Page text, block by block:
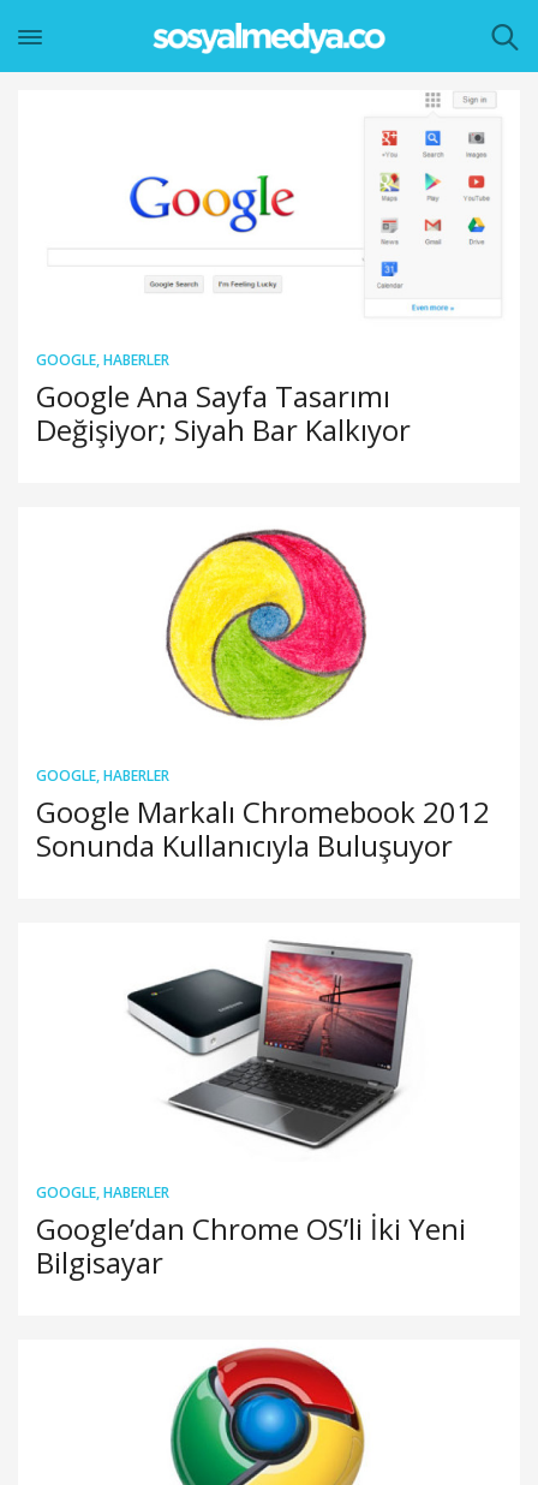
GOOGLE,HABERLER
Google Ana Sayfa Tasarımı
Değişiyor; Siyah Bar Kalkıyor
GOOGLE,HABERLER
Google Markalı Chromebook 2012
Sonunda Kullanıcıyla Buluşuyor
GOOGLE,HABERLER
Google’dan Chrome OS’li İki Yeni
Bilgisayar